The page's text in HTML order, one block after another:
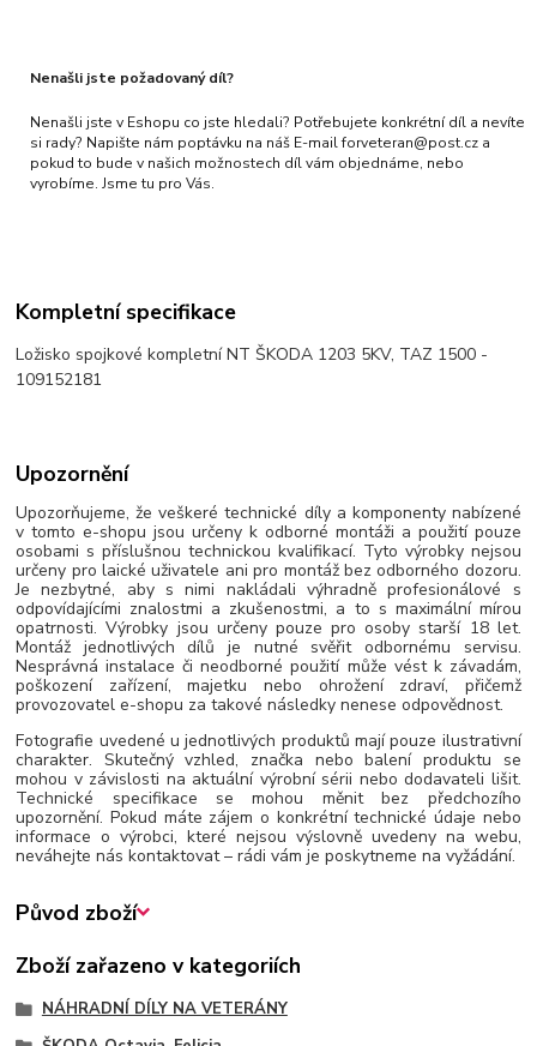
Nenašli jste požadovaný díl?
Nenašli jste v Eshopu co jste hledali? Potřebujete konkrétní díl a nevíte
si rady? Napište nám poptávku na náš E-mail forveteran@post.cz a
pokud to bude v našich možnostech díl vám objednáme, nebo
vyrobíme. Jsme tu pro Vás.
Kompletní specifikace
Ložisko spojkové kompletní NT ŠKODA 1203 5KV, TAZ 1500 -
109152181
Upozornění
Upozorňujeme, že veškeré technické díly a komponenty nabízené
v tomto e-shopu jsou určeny k odborné montáži a použití pouze
osobami s příslušnou technickou kvalifikací. Tyto výrobky nejsou
určeny pro laické uživatele ani pro montáž bez odborného dozoru.
Je nezbytné, aby s nimi nakládali výhradně profesionálové s
odpovídajícími znalostmi a zkušenostmi, a to s maximální mírou
opatrnosti. Výrobky jsou určeny pouze pro osoby starší 18 let.
Montáž jednotlivých dílů je nutné svěřit odbornému servisu.
Nesprávná instalace či neodborné použití může vést k závadám,
poškození zařízení, majetku nebo ohrožení zdraví, přičemž
provozovatel e-shopu za takové následky nenese odpovědnost.
Fotografie uvedené u jednotlivých produktů mají pouze ilustrativní
charakter. Skutečný vzhled, značka nebo balení produktu se
mohou v závislosti na aktuální výrobní sérii nebo dodavateli lišit.
Technické specifikace se mohou měnit bez předchozího
upozornění. Pokud máte zájem o konkrétní technické údaje nebo
informace o výrobci, které nejsou výslovně uvedeny na webu,
neváhejte nás kontaktovat – rádi vám je poskytneme na vyžádání.
Původ zboží
Zboží zařazeno v kategoriích
NÁHRADNÍ DÍLY NA VETERÁNY